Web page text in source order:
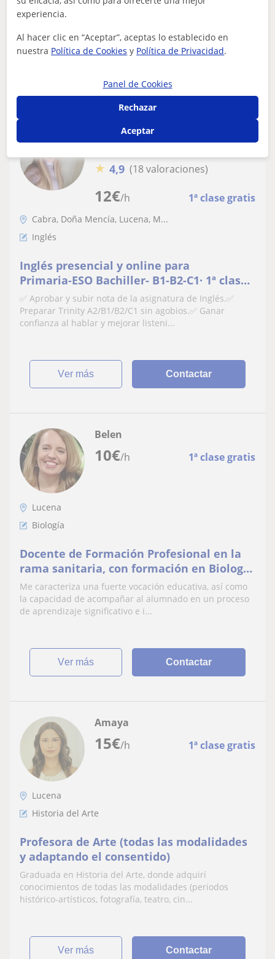
secundaria y Biología
cada alumno, con un enfoque práctico, dinámico y
personalizado. Imparto todas las asi...
12€/h 1ª clase gratis
Elena
★ 4,9 (18 valoraciones)
Cabra, Doña Mencía, Lucena, M...
Inglés
Inglés presencial y online para
Primaria‑ESO Bachiller- B1-B2-C1· 1ª clase -
Valoraciones reales
✅ Aprobar y subir nota de la asignatura de Inglés.✅
Preparar Trinity A2/B1/B2/C1 sin agobios.✅ Ganar
confianza al hablar y mejorar listeni...
ver más Contactar
10€/h 1ª clase gratis
Belen
Lucena
Biología
Docente de Formación Profesional en la
rama sanitaria, con formación en Biología
y experiencia en laboratorios de
investigación y
Me caracteriza una fuerte vocación educativa, así como
la capacidad de acompañar al alumnado en un proceso
de aprendizaje significativo e i...
ver más Contactar
15€/h 1ª clase gratis
Amaya
Lucena
Historia del Arte
Profesora de Arte (todas las modalidades
y adaptando el consentido)
Graduada en Historia del Arte, donde adquirí
conocimientos de todas las modalidades (periodos
histórico-artísticos, fotografía, teatro, cin...
ver más Contactar
experiencia.
Al hacer clic en “Aceptar”, aceptas lo establecido en
nuestra Política de Cookies y Política de Privacidad.
Panel de Cookies
Rechazar
Aceptar